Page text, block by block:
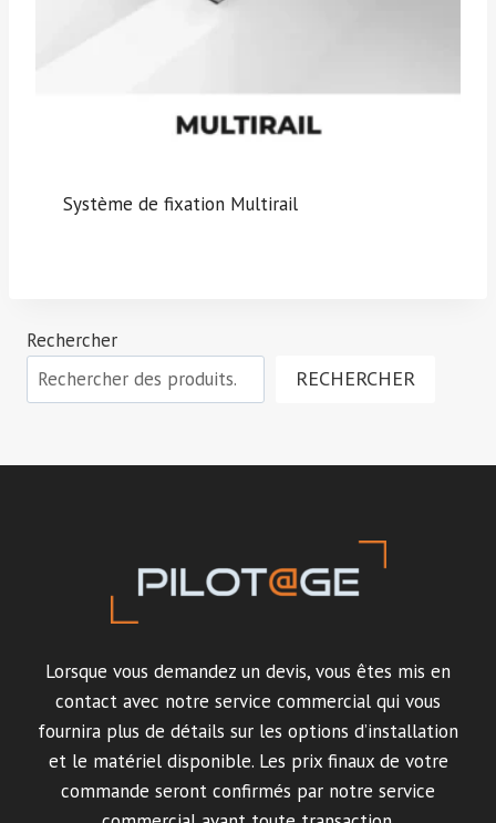
Système de fixation Multirail
Rechercher
RECHERCHER
Lorsque vous demandez un devis, vous êtes mis en
contact avec notre service commercial qui vous
fournira plus de détails sur les options d’installation
et le matériel disponible. Les prix finaux de votre
commande seront confirmés par notre service